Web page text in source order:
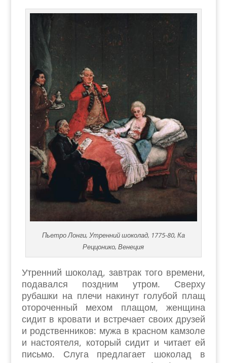
Пьетро Лонги, Утренний шоколад, 1775-80, Ка
Реццонико, Венеция
Утренний шоколад, завтрак того времени,
подавался поздним утром. Сверху
рубашки на плечи накинут голубой плащ
отороченный мехом плащом, женщина
сидит в кровати и встречает своих друзей
и родственников: мужа в красном камзоле
и настоятеля, который сидит и читает ей
письмо. Слуга предлагает шоколад в